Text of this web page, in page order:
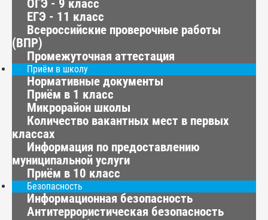
ОГЭ - 9 класс
ЕГЭ - 11 класс
Всероссийские проверочные работы
(ВПР)
Промежуточная аттестация
Приём в школу
Нормативные документы
Приём в 1 класс
Микрорайон школы
Количество вакантных мест в первых
классах
Информация по предоставлению
муниципальной услуги
Приём в 10 класс
Безопасность
Информационная безопасность
Антитеррористическая безопасность